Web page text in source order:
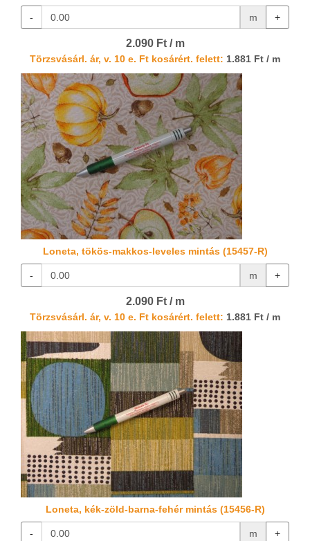
- m +
2.090 Ft / m
Törzsvásárl. ár, v. 10 e. Ft kosárért. felett: 1.881 Ft / m
Loneta, tökös-makkos-leveles mintás (15457-R)
- m +
2.090 Ft / m
Törzsvásárl. ár, v. 10 e. Ft kosárért. felett: 1.881 Ft / m
Loneta, kék-zöld-barna-fehér mintás (15456-R)
- m +